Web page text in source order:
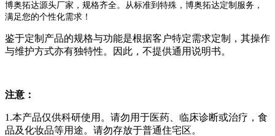
博奥拓达源头厂家，规格齐全。从标准到特殊，博奥拓达定制服务，
满足您的个性化需求！
鉴于定制产品的规格与功能是根据客户特定需求定制，其操作
与维护方式亦有独特性。因此，不提供通用说明书。
注意：
1.本产品仅供科研使用。请勿用于医药、临床诊断或治疗，食
品及化妆品等用途。请勿存放于普通住宅区。